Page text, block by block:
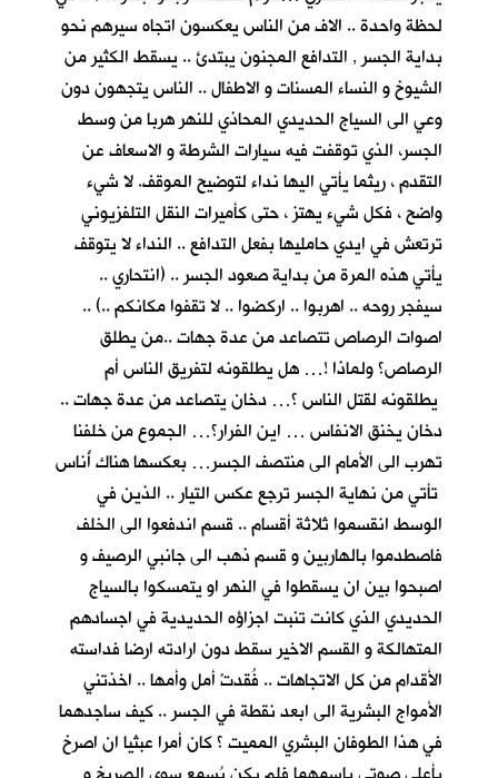
لحظة واحدة .. الاف من الناس يعكسون اتجاه سيرهم نحو
بداية الجسر , التدافع المجنون يبتدئ .. يسقط الكثير من
الشيوخ و النساء المسنات و الاطفال .. الناس يتجهون دون
وعي الى السياج الحديدي المحاذي للنهر هربا من وسط
الجسر، الذي توقفت فيه سيارات الشرطة و الاسعاف عن
التقدم ، ريثما يأتي اليها نداء لتوضيح الموقف. لا شيء
واضح ، فكل شيء يهتز ، حتى كأميرات النقل التلفزيوني
ترتعش في ايدي حامليها بفعل التدافع .. النداء لا يتوقف
يأتي هذه المرة من بداية صعود الجسر .. (انتحاري ..
سيفجر روحه .. اهربوا .. اركضوا .. لا تقفوا مكانكم ..) ..
اصوات الرصاص تتصاعد من عدة جهات ..من يطلق
الرصاص؟ ولماذا !… هل يطلقونه لتفريق الناس أم
يطلقونه لقتل الناس ؟… دخان يتصاعد من عدة جهات ..
دخان يخنق الانفاس … اين الفرار؟… الجموع من خلفنا
تهرب الى الأمام الى منتصف الجسر… بعكسها هناك أُناس
تأتي من نهاية الجسر ترجع عكس التيار .. الذين في
الوسط انقسموا ثلاثة أقسام .. قسم اندفعوا الى الخلف
فاصطدموا بالهاربين و قسم ذهب الى جانبي الرصيف و
اصبحوا بين ان يسقطوا في النهر او يتمسكوا بالسياج
الحديدي الذي كانت تنبت اجزاؤه الحديدية في اجسادهم
المتهالكة و القسم الاخير سقط دون ارادته ارضا فداسته
الأقدام من كل الاتجاهات .. فُقدتْ أمل وأمها .. اخذتني
الأمواج البشرية الى ابعد نقطة في الجسر .. كيف ساجدهما
في هذا الطوفان البشري المميت ؟ كان أمرا عبثيا ان اصرخ